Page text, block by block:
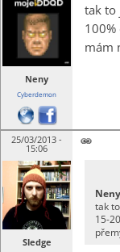
Neny
Cyberdemon
tak to
mám
25/03/2013 -
15:06
Sledge
tak
15-